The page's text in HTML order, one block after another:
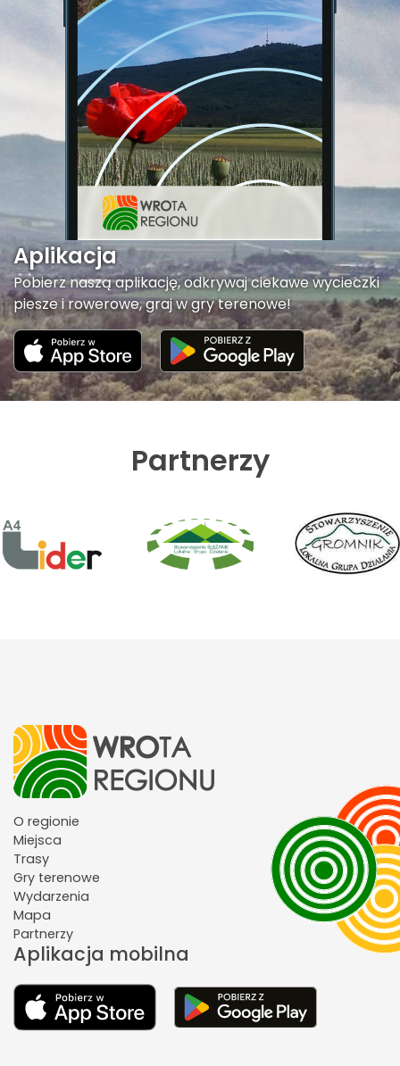
Aplikacja
Pobierz naszą aplikację, odkrywaj ciekawe wycieczki
piesze i rowerowe, graj w gry terenowe!
Partnerzy
O regionie
Miejsca
Trasy
Gry terenowe
Wydarzenia
Mapa
Partnerzy
Aplikacja mobilna